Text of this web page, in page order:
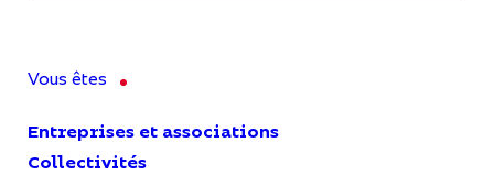
Vous êtes
Entreprises et associations
Collectivités